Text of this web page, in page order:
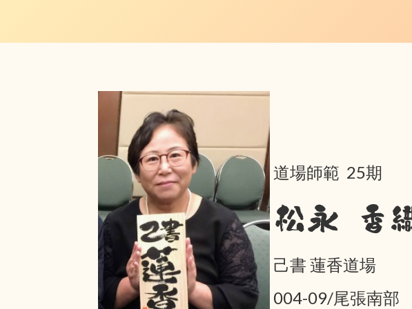
道場師範 25期
松永 香
己書 蓮香道場
004-09/尾張南部